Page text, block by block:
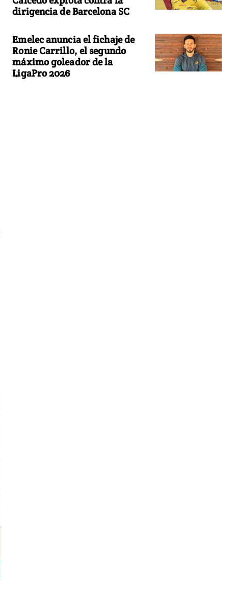
dirigencia de Barcelona SC
Emelec anuncia el fichaje de
Ronie Carrillo, el segundo
máximo goleador de la
LigaPro 2026